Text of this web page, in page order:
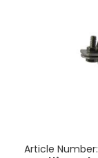
Article Number: